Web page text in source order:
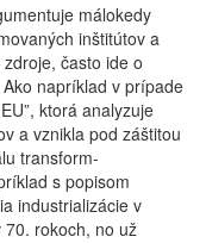
málokedy
inštitútov a
často ide o
napríklad v prípade
ktorá analyzuje
a vznikla pod záštitou
transform-
s popisom
industrializácie v
70. rokoch, no už